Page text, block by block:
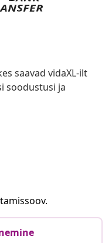
saavad vidaXL-ilt
soodustusi ja